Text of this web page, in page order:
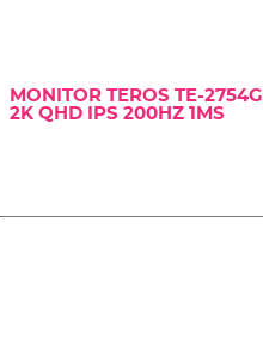
MONITOR TEROS TE-2754G
2K QHD IPS 200HZ 1MS